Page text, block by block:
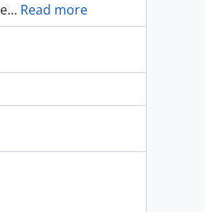
… Read more